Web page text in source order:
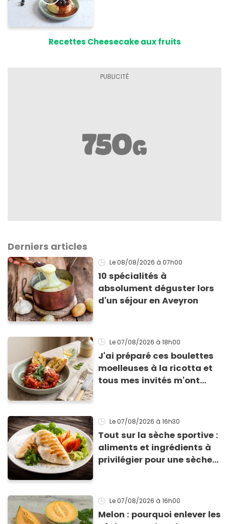
Recettes Cheesecake aux fruits
Derniers articles
Le 08/08/2026 à 07h00
10 spécialités à
absolument déguster lors
d'un séjour en Aveyron
Le 07/08/2026 à 18h00
J'ai préparé ces boulettes
moelleuses à la ricotta et
tous mes invités m'ont
Le 07/08/2026 à 16h30
Tout sur la sèche sportive :
aliments et ingrédients à
privilégier pour une sèche
Le 07/08/2026 à 16h00
Melon : pourquoi enlever les